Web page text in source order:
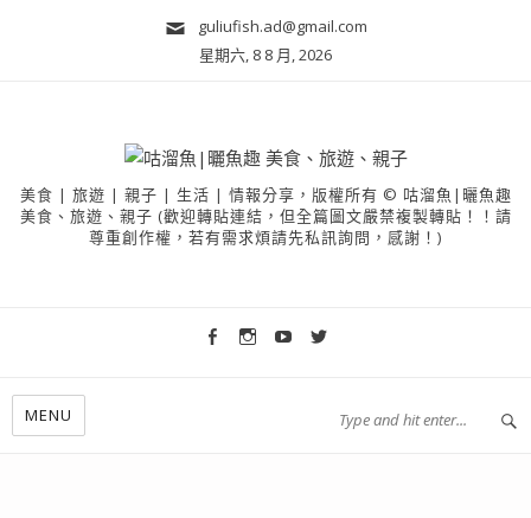
guliufish.ad@gmail.com
星期六, 8 8 月, 2026
美食 | 旅遊 | 親子 | 生活 | 情報分享，版權所有 © 咕溜魚|曬魚趣
美食、旅遊、親子 (歡迎轉貼連結，但全篇圖文嚴禁複製轉貼！！請
尊重創作權，若有需求煩請先私訊詢問，感謝！)
MENU